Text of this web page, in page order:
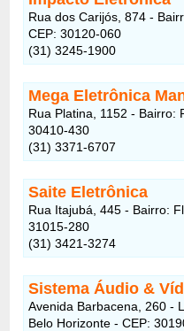
Rua dos Carijós, 874 -
CEP: 30120-060
(31) 3245-1900
Mega Eletrônica
Rua Platina, 1152 - Bairro:
30410-430
(31) 3371-6707
Saite Eletrônica
Rua Itajubá, 445 - Bairro:
31015-280
(31) 3421-3274
Sistema Áudio &
Avenida Barbacena, 260 -
Belo Horizonte - CEP: